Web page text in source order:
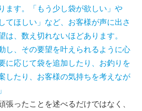
ます。「もう少し袋が欲しい」や
てほしい」など、お客様が声に出さ
は、数え切れないほどあります。
し、その要望を叶えられるように心
に応じて袋を追加したり、お釣りを
したり、お客様の気持ちを考えなが
張ったことを述べるだけではなく、